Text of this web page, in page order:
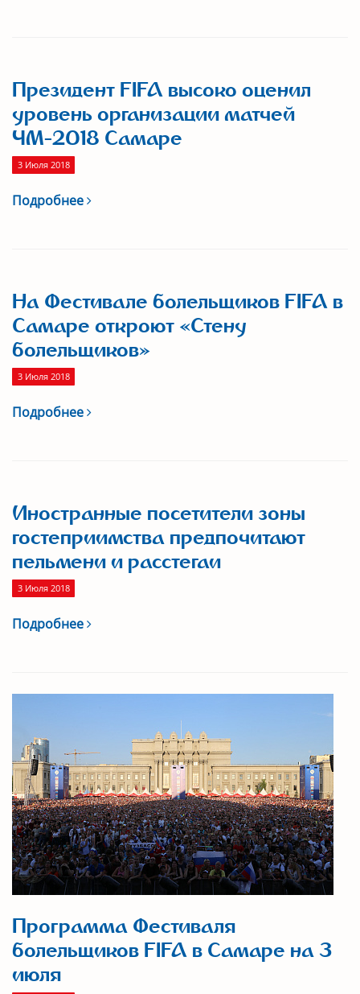
Президент FIFA высоко оценил
уровень организации матчей
ЧМ-2018 Самаре
3 Июля 2018
Подробнее
На Фестивале болельщиков FIFA в
Самаре откроют «Стену
болельщиков»
3 Июля 2018
Подробнее
Иностранные посетители зоны
гостеприимства предпочитают
пельмени и расстегаи
3 Июля 2018
Подробнее
Программа Фестиваля
болельщиков FIFA в Самаре на 3
июля